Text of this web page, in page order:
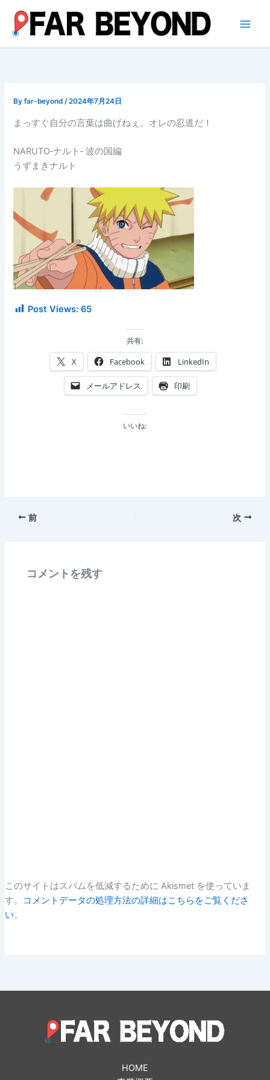
ス
Byfar-beyond/2024年7月24日
まっすぐ自分の言葉は曲げねぇ。オレの忍道だ！
NARUTO‐ナルト‐ 波の国編
うずまきナルト
Post Views: 65
共有:
X Facebook LinkedIn
メールアドレス 印刷
いいね:
前 次
コメントを残す
このサイトはスパムを低減するために Akismet を使っていま
す。
コメントデータの処理方法の詳細はこちらをご覧くださ
い。
HOME